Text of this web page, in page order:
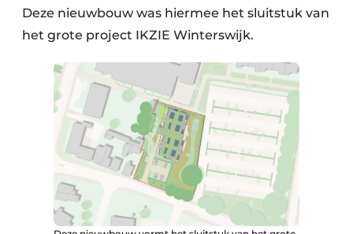
Deze nieuwbouw was hiermee het sluitstuk van
het grote project IKZIE Winterswijk.